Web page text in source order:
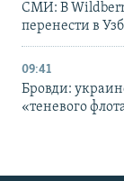
СМИ: В
перенести в
09:41
Бровди:
«теневого